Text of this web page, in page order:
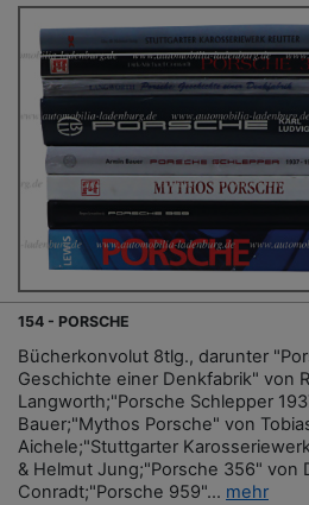
154 - PORSCHE
Bücherkonvolut 8tlg., darunter
Geschichte einer Denkfabrik" von
Langworth;"Porsche Schlepper
Bauer;"Mythos Porsche" von
Aichele;"Stuttgarter
& Helmut Jung;"Porsche 356" von
Conradt;"Porsche 959"... mehr